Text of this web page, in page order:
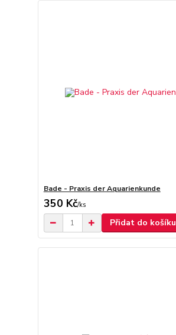
Bade - Praxis der Aquarienkunde
350 Kč/ks
Přidat do košíku